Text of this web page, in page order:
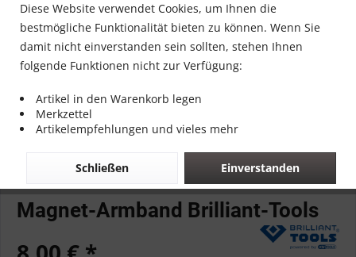
Magnet-Armband Brilliant-Tools
Diese Website verwendet Cookies, um Ihnen die
bestmögliche Funktionalität bieten zu können. Wenn Sie
damit nicht einverstanden sein sollten, stehen Ihnen
folgende Funktionen nicht zur Verfügung:
Artikel in den Warenkorb legen
Merkzettel
Artikelempfehlungen und vieles mehr
Einverstanden
Schließen